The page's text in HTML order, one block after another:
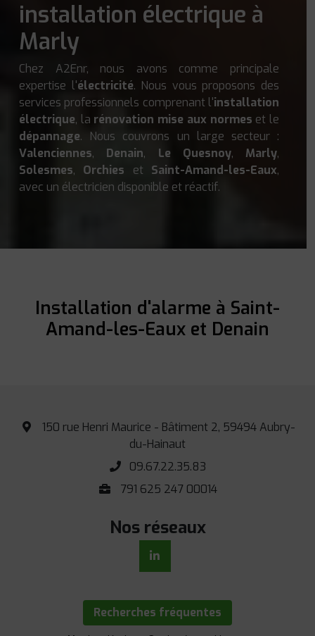
installation électrique à
Marly
Chez A2Enr, nous avons comme principale
expertise l'électricité. Nous vous proposons des
services professionnels comprenant l'installation
électrique, la rénovation mise aux normes et le
dépannage. Nous couvrons un large secteur :
Valenciennes, Denain, Le Quesnoy, Marly,
Solesmes, Orchies et Saint-Amand-les-Eaux,
avec un électricien disponible et réactif.
Installation d'alarme à Saint-
Amand-les-Eaux et Denain
150 rue Henri Maurice - Bâtiment 2, 59494 Aubry-
du-Hainaut
09.67.22.35.83
791 625 247 00014
Nos réseaux
Recherches fréquentes